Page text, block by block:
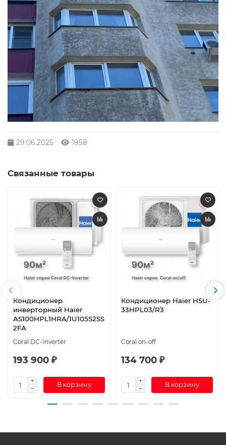
29.06.2025 1958
Связанные товары
Кондиционер
инверторный Haier
AS100HPL1HRA/1U105S2SS
2FA
Coral DC-Inverter
193 900 ₽
В корзину
Кондиционер Haier HSU-
33HPL03/R3
Coral on-off
134 700 ₽
В корзину